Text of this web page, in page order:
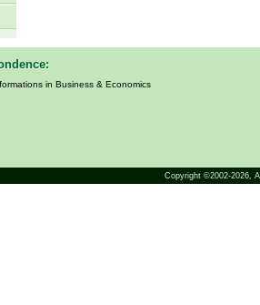
in Business & Economics
Copyright ©2002-2026,